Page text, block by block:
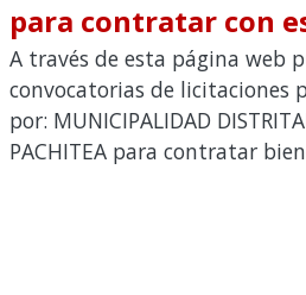
para contratar con
A través de esta página web
convocatorias de licitaciones
por: MUNICIPALIDAD
PACHITEA para contratar